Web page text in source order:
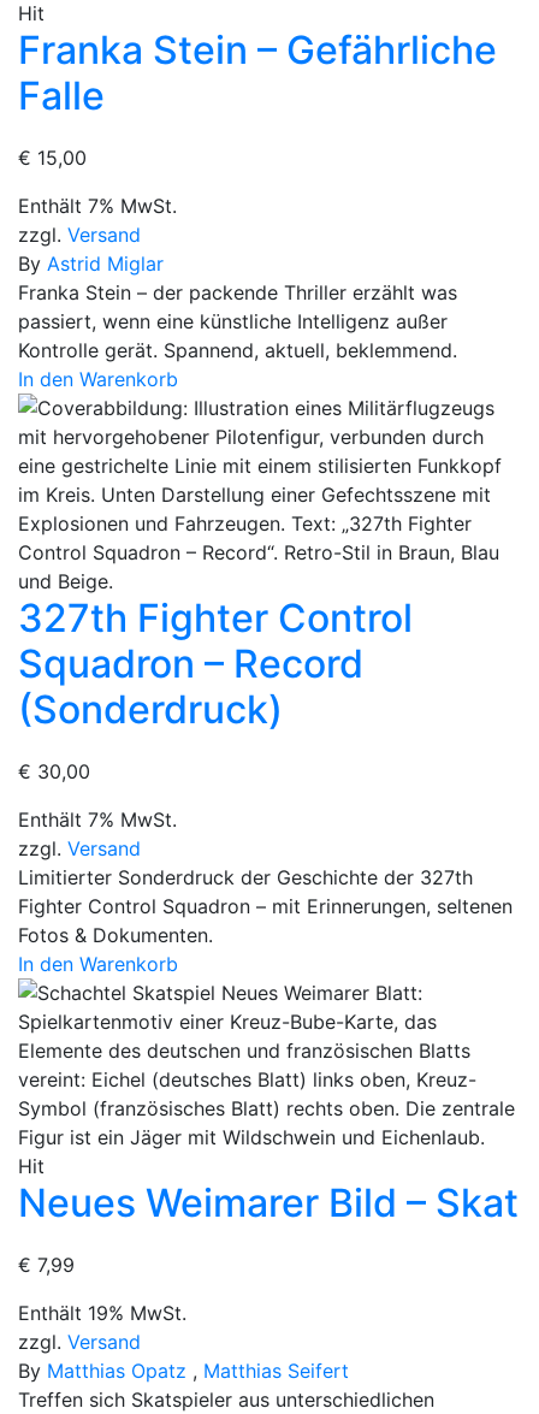
Hit
Franka Stein – Gefährliche
Falle
€ 15,00
Enthält 7% MwSt.
zzgl. Versand
By Astrid Miglar
Franka Stein – der packende Thriller erzählt was
passiert, wenn eine künstliche Intelligenz außer
Kontrolle gerät. Spannend, aktuell, beklemmend.
In den Warenkorb
327th Fighter Control
Squadron – Record
(Sonderdruck)
€ 30,00
Enthält 7% MwSt.
zzgl. Versand
Limitierter Sonderdruck der Geschichte der 327th
Fighter Control Squadron – mit Erinnerungen, seltenen
Fotos & Dokumenten.
In den Warenkorb
Hit
Neues Weimarer Bild – Skat
€ 7,99
Enthält 19% MwSt.
zzgl. Versand
By Matthias Opatz , Matthias Seifert
Treffen sich Skatspieler aus unterschiedlichen